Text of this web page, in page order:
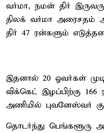
வர்மா, நமன் திர்
திலக் வர்மா அரைசதம்
திர் 47 ரன்களும்
இதனால் 20 ஓவர்கள்
விக்கெட் இழப்பிற்கு
அணியில் புவனேஸ்வர்
தொடர்ந்து பெங்களூரு